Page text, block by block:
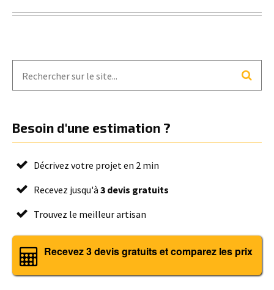
Besoin d'une estimation ?
Décrivez votre projet en 2 min
Recevez jusqu'à 3 devis gratuits
Trouvez le meilleur artisan
Recevez 3 devis gratuits et comparez les prix